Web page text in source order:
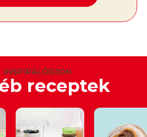
INSPIRÁLÓDJON
receptek